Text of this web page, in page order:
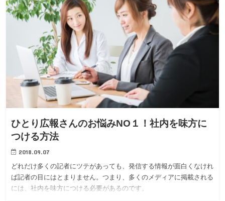
ひとり広報さんのお悩みNO１！社内を味方に
つける方法
2018.09.07
どれだけ多くの記者にツテがあっても、発信する情報が面白くなけれ
ば記者の目にはとまりません。つまり、多くのメディアに掲載される
には、社内を味方につける必要があるのです。